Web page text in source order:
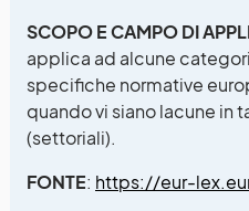
SCOPO E CAMPO DI
applica ad alcune
specifiche normative
quando vi siano lacune in
(settoriali).
FONTE: https://eur-